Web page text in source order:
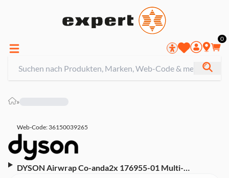
0
»
Web-Code: 36150039265
DYSON Airwrap Co-anda2x 176955-01 Multi-